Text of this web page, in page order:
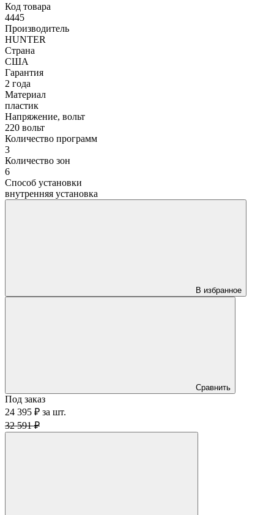
Код товара
4445
Производитель
HUNTER
Страна
США
Гарантия
2 года
Материал
пластик
Напряжение, вольт
220 вольт
Количество программ
3
Количество зон
6
Способ установки
внутренняя установка
В избранное
Сравнить
Под заказ
24 395 ₽ за шт.
32 591 ₽